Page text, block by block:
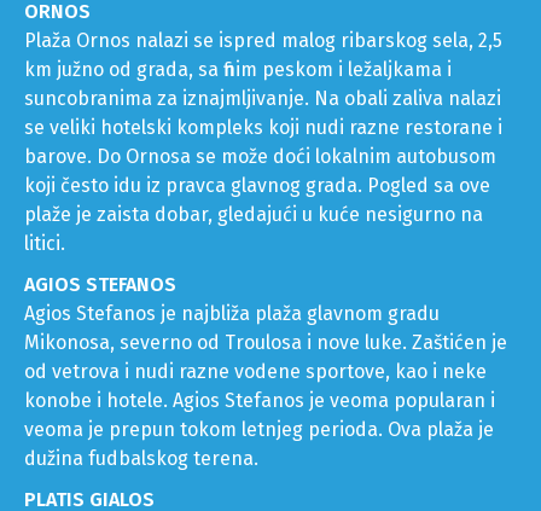
turiste, ulazi u restorane i čeka na pijaci da mu ribari
daju da jede ribu.
ORNOS
Plaža Ornos nalazi se ispred malog ribarskog sela, 2,5
km južno od grada, sa finim peskom i ležaljkama i
suncobranima za iznajmljivanje. Na obali zaliva nalazi
se veliki hotelski kompleks koji nudi razne restorane i
barove. Do Ornosa se može doći lokalnim autobusom
plaže je zaista dobar, gledajući u kuće nesigurno na
litici.
AGIOS STEFANOS
Agios Stefanos je najbliža plaža glavnom gradu
Mikonosa, severno od Troulosa i nove luke. Zaštićen je
od vetrova i nudi razne vodene sportove, kao i neke